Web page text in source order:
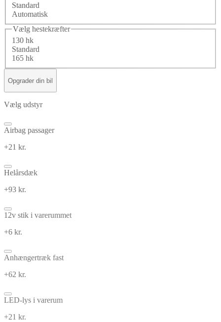
Standard
Automatisk
Vælg hestekræfter
130 hk
Standard
165 hk
Opgrader din bil
Vælg udstyr
Airbag passager
+21 kr.
Helårsdæk
+93 kr.
12v stik i varerummet
+6 kr.
Anhængertræk fast
+62 kr.
LED-lys i varerum
+21 kr.